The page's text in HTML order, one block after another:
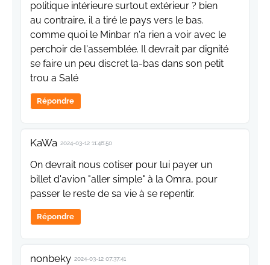
politique intérieure surtout extérieur ? bien
au contraire, il a tiré le pays vers le bas.
comme quoi le Minbar n'a rien a voir avec le
perchoir de l'assemblée. Il devrait par dignité
se faire un peu discret la-bas dans son petit
trou a Salé
Répondre
KaWa 2024-03-12 11:46:50
On devrait nous cotiser pour lui payer un
billet d'avion "aller simple" à la Omra, pour
passer le reste de sa vie à se repentir.
Répondre
nonbeky 2024-03-12 07:37:41